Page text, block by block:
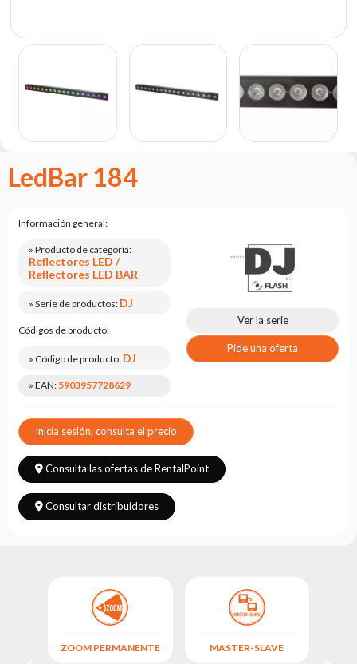
Acerca
marca
flash
Carrera
de
Devolución
del
después
probarlo
Leasing
Preguntas
Elegir
serie
LedBar 184
Información general:
» Producto de categoría:
Reflectores LED /
Reflectores LED BAR
» Serie de productos: DJ
Códigos de producto:
» Código de producto: DJ
» EAN: 5903957728629
Ver la serie
Pide una oferta
Inicia sesión, consulta el precio
Consulta las ofertas de RentalPoint
Consultar distribuidores
ZOOM PERMANENTE MASTER-SLAVE